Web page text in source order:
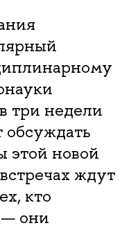
три недели
обсуждать
этой новой
ждут
кто
— они